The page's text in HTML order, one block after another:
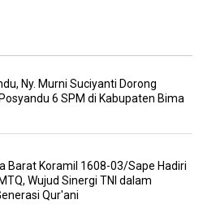
Ny. Murni Suciyanti Dorong
6 SPM di Kabupaten Bima
Barat Koramil 1608-03/Sape Hadiri
Wujud Sinergi TNI dalam
Qur'ani